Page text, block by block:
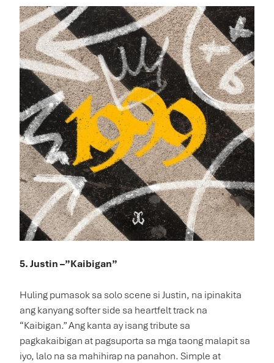
5. Justin –”Kaibigan”
Huling pumasok sa solo scene si Justin, na ipinakita
ang kanyang softer side sa heartfelt track na
“Kaibigan.” Ang kanta ay isang tribute sa
pagkakaibigan at pagsuporta sa mga taong malapit sa
iyo, lalo na sa mahihirap na panahon. Simple at